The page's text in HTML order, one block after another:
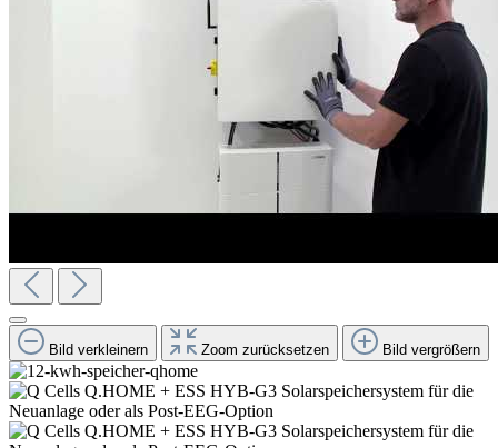
Bild verkleinern Zoom zurücksetzen Bild vergrößern